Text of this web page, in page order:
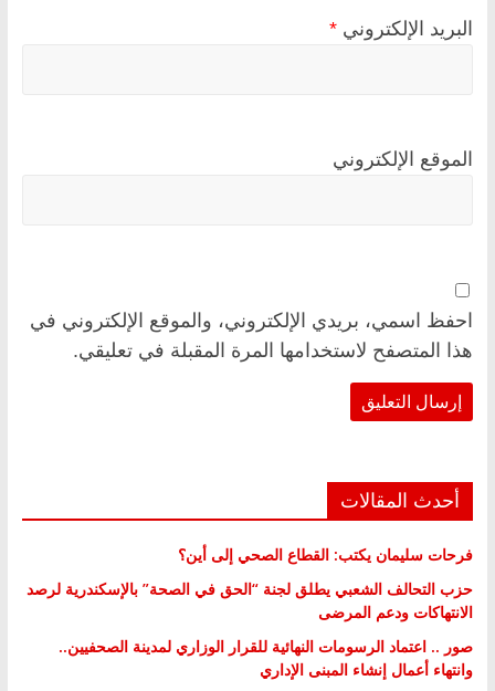
البريد الإلكتروني *
الموقع الإلكتروني
احفظ اسمي، بريدي الإلكتروني، والموقع الإلكتروني في
هذا المتصفح لاستخدامها المرة المقبلة في تعليقي.
أحدث المقالات
فرحات سليمان يكتب: القطاع الصحي إلى أين؟
حزب التحالف الشعبي يطلق لجنة “الحق في الصحة” بالإسكندرية لرصد
الانتهاكات ودعم المرضى
صور .. اعتماد الرسومات النهائية للقرار الوزاري لمدينة الصحفيين..
وانتهاء أعمال إنشاء المبنى الإداري